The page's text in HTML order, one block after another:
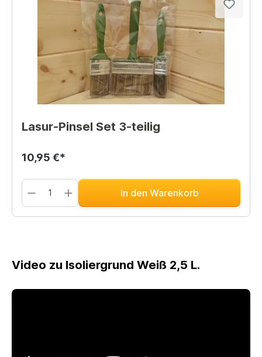
Lasur-Pinsel Set 3-teilig
10,95 €*
In den Warenkorb
Video zu Isoliergrund Weiß 2,5 L.